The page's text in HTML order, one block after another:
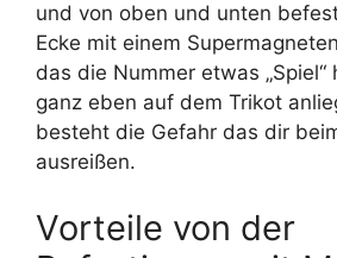
und von oben und unten
Ecke mit einem
das die Nummer etwas
ganz eben auf dem Trikot
besteht die Gefahr das dir
ausreißen.
Vorteile von der